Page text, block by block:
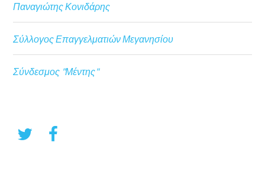
Παναγιώτης Κονιδάρης
Σύλλογος Επαγγελματιών Μεγανησίου
Σύνδεσμος "Μέντης"